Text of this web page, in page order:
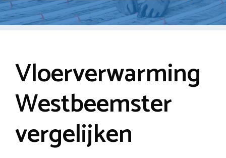
Vloerverwarming
Westbeemster
vergelijken